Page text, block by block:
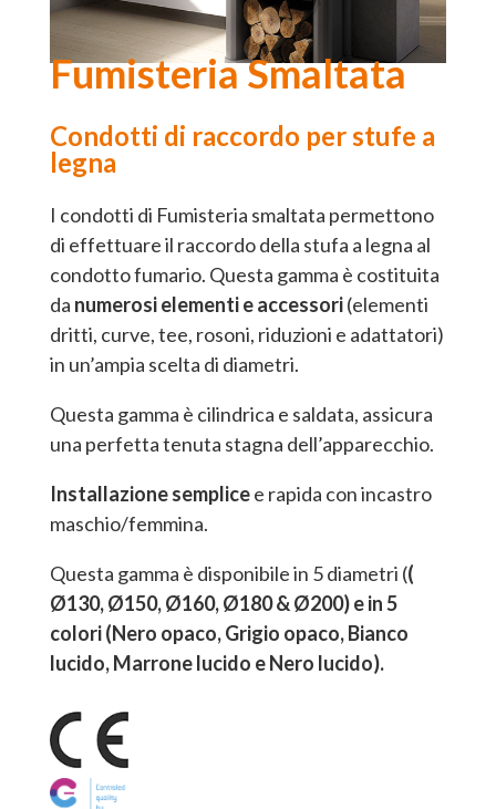
Fumisteria Smaltata
Condotti di raccordo per stufe a
legna
I condotti di Fumisteria smaltata permettono
di effettuare il raccordo della stufa a legna al
condotto fumario. Questa gamma è costituita
da numerosi elementi e accessori(elementi
dritti, curve, tee, rosoni, riduzioni e adattatori)
in un’ampia scelta di diametri.
Questa gamma è cilindrica e saldata, assicura
una perfetta tenuta stagna dell’apparecchio.
Installazione semplicee rapida con incastro
maschio/femmina.
Questa gamma è disponibile in 5 diametri ((
Ø130, Ø150, Ø160, Ø180 & Ø200) e in 5
colori (Nero opaco, Grigio opaco, Bianco
lucido, Marrone lucido e Nero lucido).